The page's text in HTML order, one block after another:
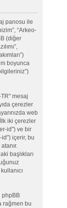
panosu ile
“Arkeo-
(diğer
boyunca
mesaj
çerezler
web
iki çerezler
id") ve bir
içerir, bu
başlıkları
phpBB
rağmen bu